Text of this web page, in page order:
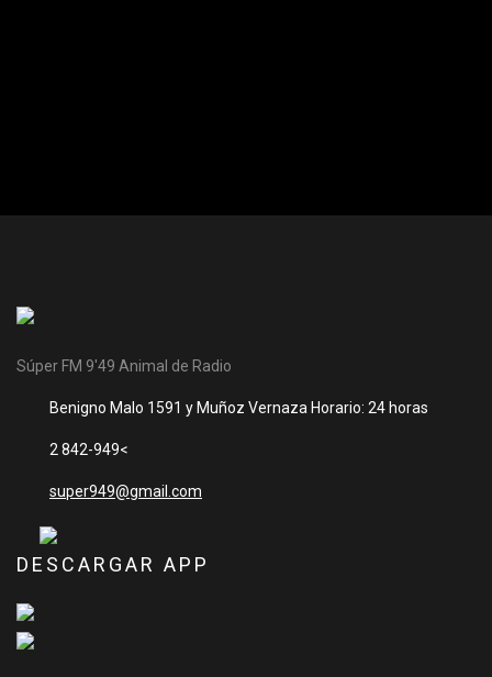
Súper FM 9'49 Animal de Radio
Benigno Malo 1591 y Muñoz Vernaza Horario: 24 horas
2 842-949<
super949@gmail.com
DESCARGAR APP